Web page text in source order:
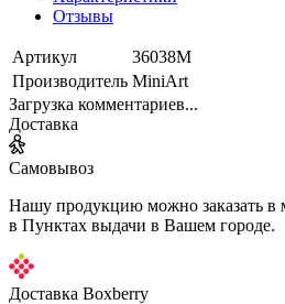
Отзывы
Артикул
36038М
Производитель MiniArt
Загрузка комментариев...
Доставка
Самовывоз
Нашу продукцию можно заказать в
в Пунктах выдачи в Вашем городе.
Доставка Boxberry